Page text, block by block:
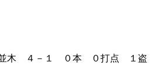
－１ ０本 ０打点 １盗